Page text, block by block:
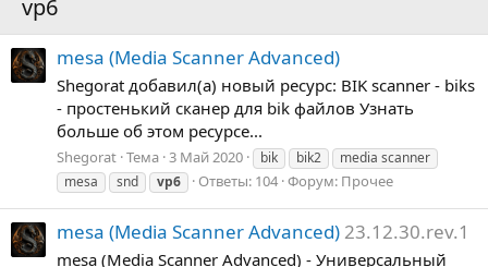
vp6
mesa (Media Scanner Advanced)
Shegorat добавил(а) новый ресурс: BIK scanner - biks
- простенький сканер для bik файлов Узнать
больше об этом ресурсе...
Shegorat Тема 3 Май 2020 bik bik2
media scanner
mesa
snd vp6 Ответы: 104 Форум: Прочее
mesa (Media Scanner Advanced) 23.12.30.rev.1
mesa (Media Scanner Advanced) - Универсальный